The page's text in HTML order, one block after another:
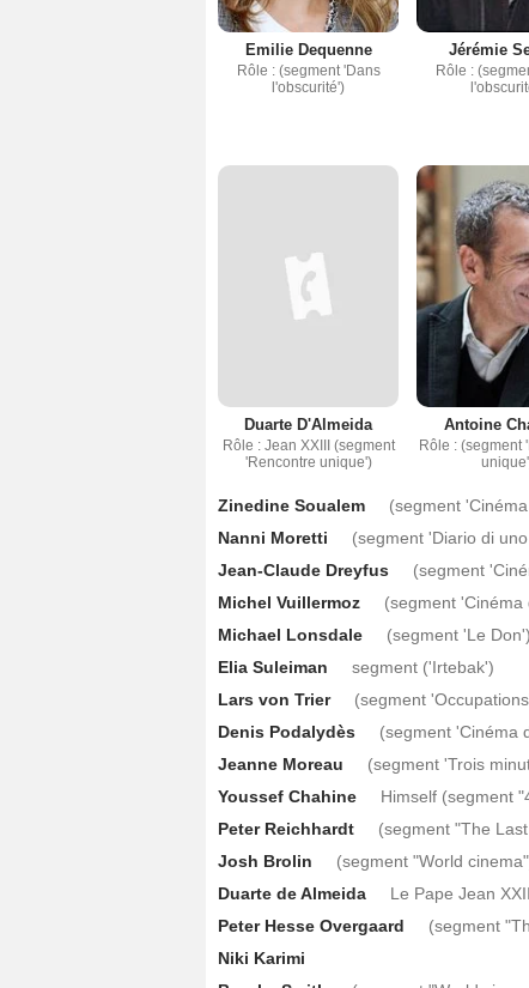
Emilie Dequenne
Rôle : (segment 'Dans
l'obscurité')
Jérémie
Rôle :
Duarte D'Almeida
Rôle : Jean XXIII (segment
'Rencontre unique')
Antoine
Rôle : (segment
Zinedine Soualem
(segment
Nanni Moretti
(segment 'Diario di
Jean-Claude Dreyfus
(segment
Michel Vuillermoz
(segment 'Cinéma
Michael Lonsdale
(segment 'Le Don')
Elia Suleiman
segment ('Irtebak')
Lars von Trier
(segment
Denis Podalydès
(segment 'Cinéma
Jeanne Moreau
(segment 'Trois
Youssef Chahine
Himself (segment
Peter Reichhardt
(segment "The
Josh Brolin
(segment "World
Duarte de Almeida
Le Pape Jean
Peter Hesse Overgaard
(segment
Niki Karimi